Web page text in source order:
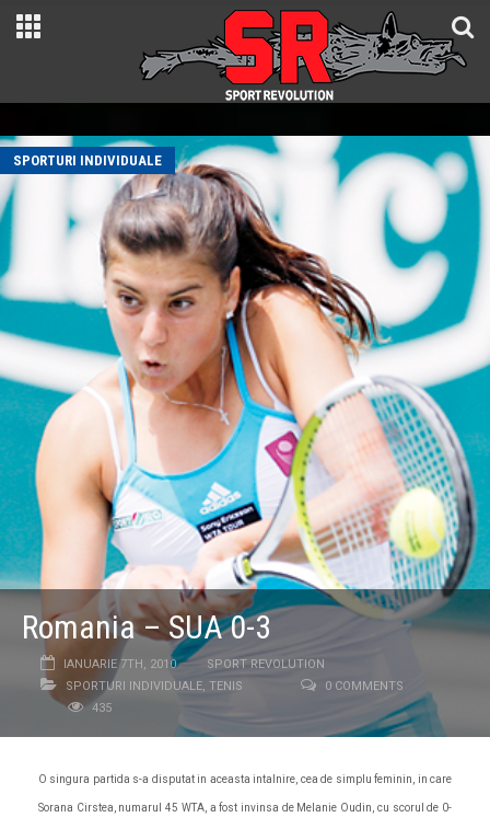
SPORTURI INDIVIDUALE
Romania – SUA 0-3
IANUARIE 7TH, 2010
SPORT REVOLUTION
SPORTURI INDIVIDUALE, TENIS
0 COMMENTS
435
O singura partida s-a disputat in aceasta intalnire, cea de simplu feminin, in care
Sorana Cirstea, numarul 45 WTA, a fost invinsa de Melanie Oudin, cu scorul de 0-